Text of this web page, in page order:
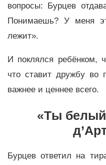
вопросы: Бурцев
Понимаешь? У меня
лежит».
И поклялся ребёнком,
что ставит дружбу во
важнее и ценнее всего.
«Ты
Бурцев ответил на